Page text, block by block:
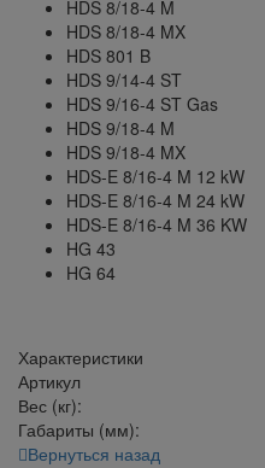
HDS 8/18-4 M
HDS 8/18-4 MX
HDS 801 B
HDS 9/14-4 ST
HDS 9/16-4 ST Gas
HDS 9/18-4 M
HDS 9/18-4 MX
HDS-E 8/16-4 M 12 kW
HDS-E 8/16-4 M 24 kW
HDS-E 8/16-4 M 36 KW
HG 43
HG 64
Характеристики
Артикул
Вес (кг):
Габариты (мм):
Вернуться назад